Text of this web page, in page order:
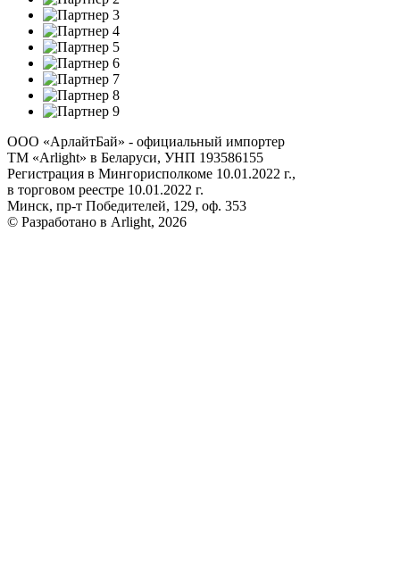
ООО «АрлайтБай» - официальный импортер
ТМ «Arlight» в Беларуси, УНП 193586155
Регистрация в Мингорисполкоме 10.01.2022 г.,
в торговом реестре 10.01.2022 г.
Минск, пр-т Победителей, 129, оф. 353
© Разработано в Arlight, 2026